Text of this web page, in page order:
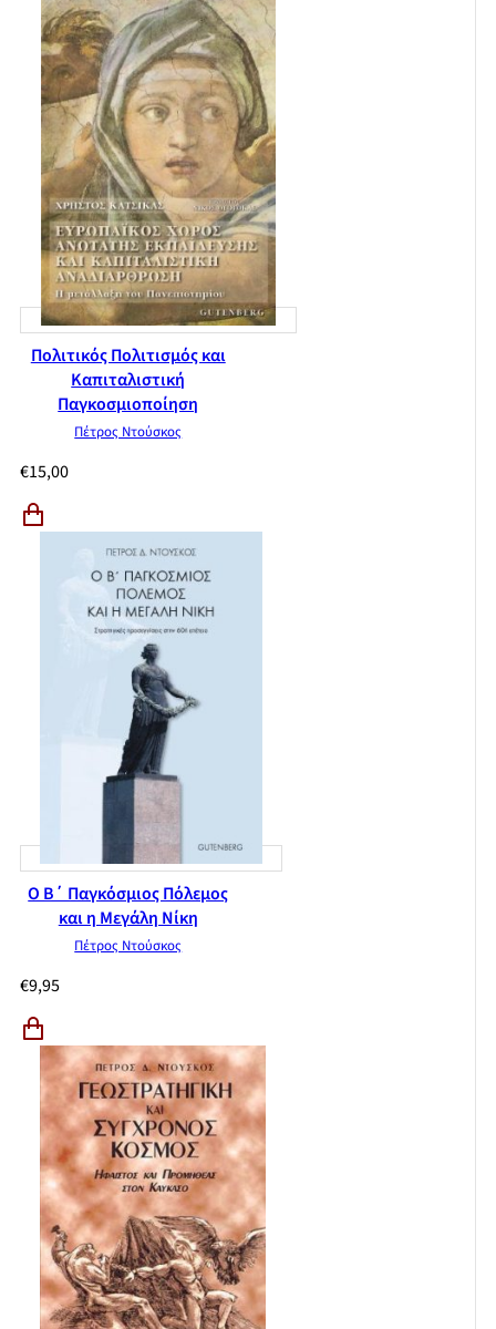
Πολιτικός Πολιτισμός και
Καπιταλιστική
Παγκοσμιοποίηση
Πέτρος Ντούσκος
€15,00
Ο Β΄ Παγκόσμιος Πόλεμος
και η Μεγάλη Νίκη
Πέτρος Ντούσκος
€9,95